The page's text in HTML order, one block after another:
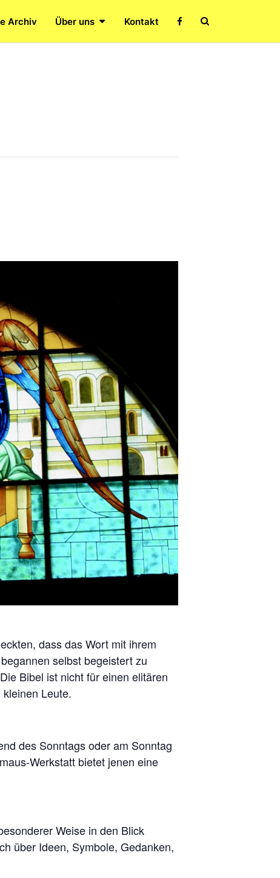
Archiv Über uns Kontakt
Search
dass das Wort mit ihrem
selbst begeistert zu
Bibel ist nicht für einen elitären
Leute.
des Sonntags oder am Sonntag
Werkstatt bietet jenen eine
Weise in den Blick
über Ideen, Symbole, Gedanken,